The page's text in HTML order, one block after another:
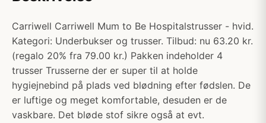
Carriwell Carriwell Mum to Be Hospitalstrusser - hvid.
Kategori: Underbukser og trusser. Tilbud: nu 63.20 kr.
(regalo 20% fra 79.00 kr.) Pakken indeholder 4
trusser Trusserne der er super til at holde
hygiejnebind på plads ved blødning efter fødslen. De
er luftige og meget komfortable, desuden er de
vaskbare. Det bløde stof sikre også at evt.